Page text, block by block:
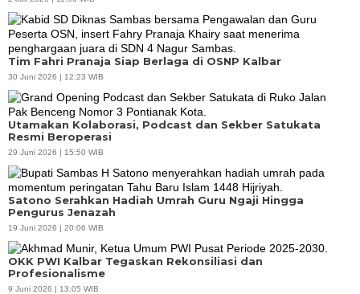
Tim Fahri Pranaja Siap Berlaga di OSNP Kalbar
30 Juni 2026 | 12:23 WIB
Utamakan Kolaborasi, Podcast dan Sekber Satukata
Resmi Beroperasi
29 Juni 2026 | 15:50 WIB
Satono Serahkan Hadiah Umrah Guru Ngaji Hingga
Pengurus Jenazah
19 Juni 2026 | 20:06 WIB
OKK PWI Kalbar Tegaskan Rekonsiliasi dan
Profesionalisme
9 Juni 2026 | 13:05 WIB